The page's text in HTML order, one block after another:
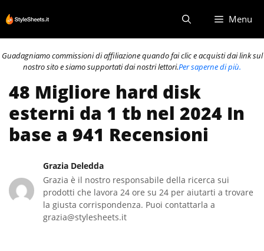
al
contenuto
Menu
Guadagniamo commissioni di affiliazione quando fai clic e acquisti dai link sul
nostro sito e siamo supportati dai nostri lettori.Per saperne di più.
48 Migliore hard disk
esterni da 1 tb nel 2024 In
base a 941 Recensioni
Grazia Deledda
Grazia è il nostro responsabile della ricerca sui
prodotti che lavora 24 ore su 24 per aiutarti a trovare
la giusta corrispondenza. Puoi contattarla a
grazia@stylesheets.it